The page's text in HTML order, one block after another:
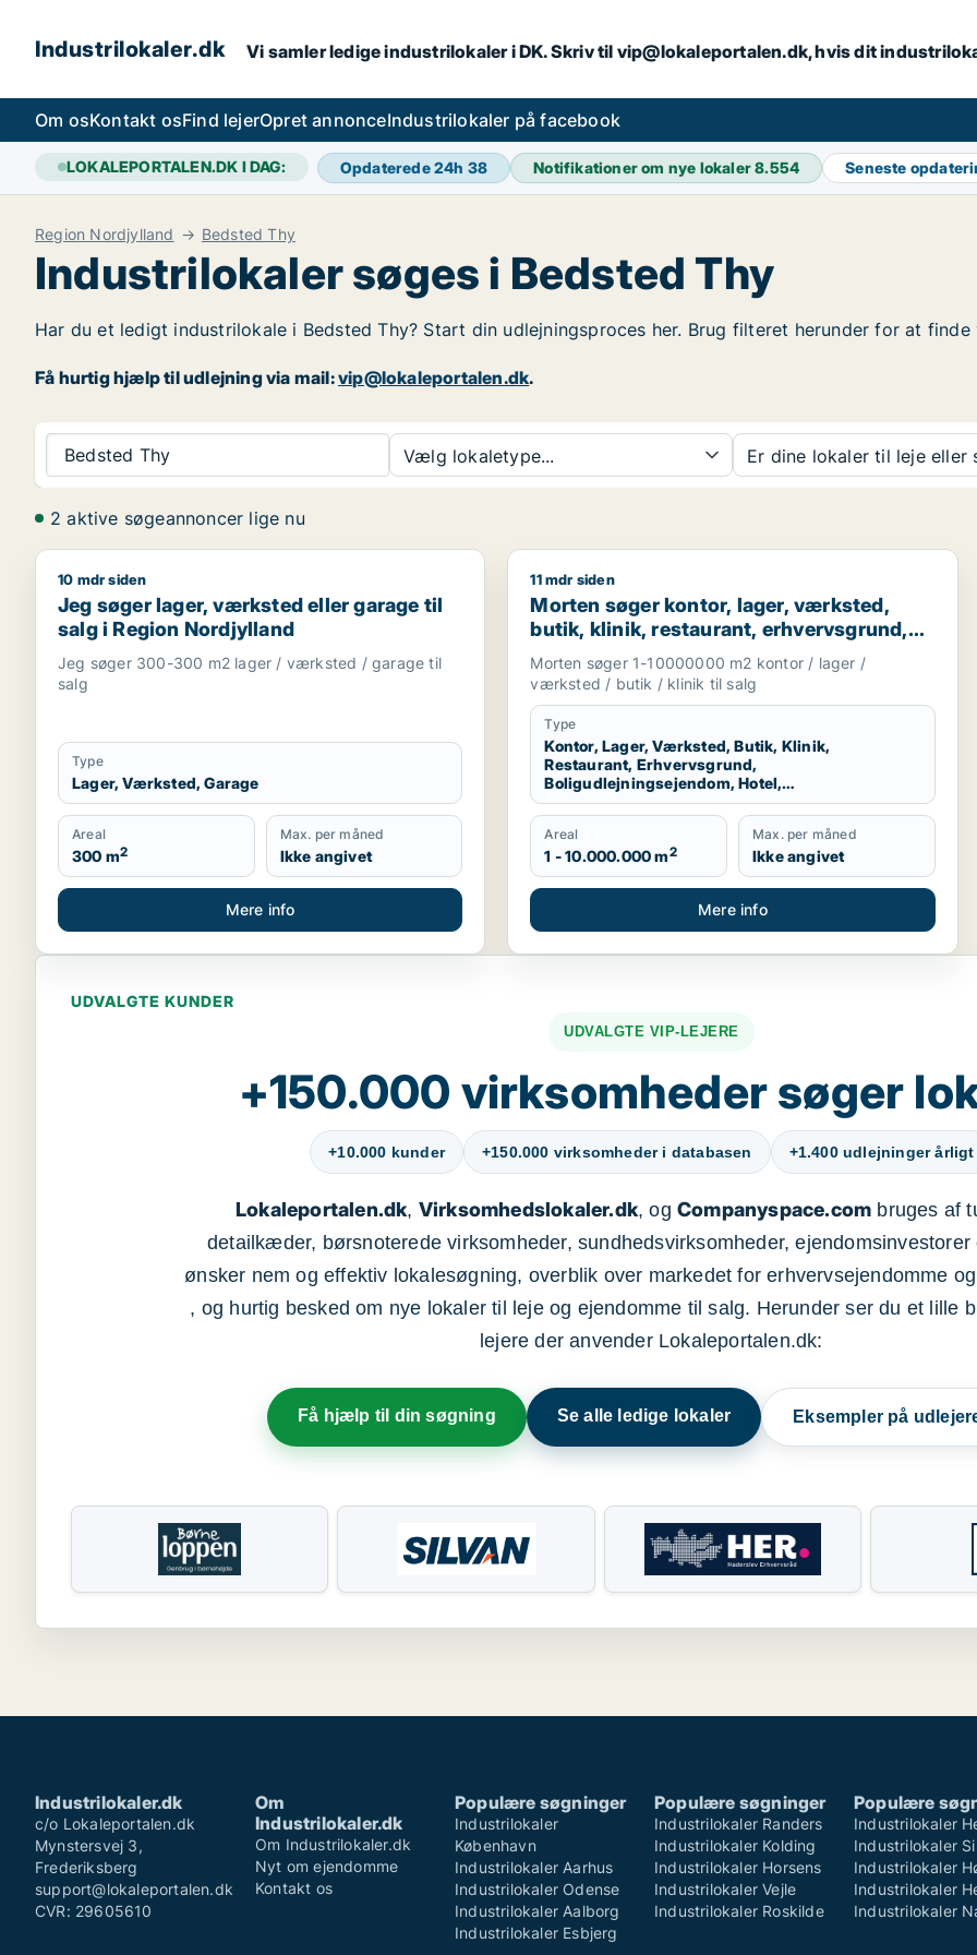
Industrilokaler.dk Vi samler ledige industrilokaler i DK. Skriv til vip@lokaleportalen.dk, hvis dit
Om osKontakt osFind lejerOpret annonceIndustrilokaler på facebook
LOKALEPORTALEN.DK I DAG: Opdaterede 24h 38 Notifikationer om nye lokaler8.554 Seneste
Region Nordjylland Bedsted Thy
Industrilokaler søges i Bedsted Thy
Har du et ledigt industrilokale i Bedsted Thy? Start din udlejningsproces her. Brug filteret herunder for at
Få hurtig hjælp til udlejning via mail:vip@lokaleportalen.dk.
Bedsted Thy Vælg lokaletype... Er dine lokaler til leje eller
2 aktive søgeannoncer lige nu
Jeg søger lager, værksted eller garage til salg i Region Nordjylland
10 mdr siden
Jeg søger lager, værksted eller garage til
salg i Region Nordjylland
Jeg søger 300-300 m2 lager / værksted / garage til
salg
Type
Lager, Værksted, Garage
Areal
300 m2
Max. per måned
Ikke angivet
Mere info
Morten søger kontor, lager, værksted, butik, klinik,
11 mdr siden
Morten søger kontor, lager, værksted,
butik, klinik, restaurant, erhvervsgrund,
boligudlejningsejendom, hotel eller
produktionslokaler til salg i Region
Nordjylland
Morten søger 1-10000000 m2 kontor / lager /
værksted / butik / klinik til salg
Type
Kontor, Lager, Værksted, Butik, Klinik,
Restaurant, Erhvervsgrund,
Boligudlejningsejendom, Hotel,
Produktionslokaler
Areal
1 - 10.000.000 m2
Max. per måned
Ikke angivet
Mere info
UDVALGTE KUNDER
UDVALGTE VIP-LEJERE
+150.000 virksomheder søger
+10.000 kunder +150.000 virksomheder i databasen +1.400 udlejninger årligt
Lokaleportalen.dk, Virksomhedslokaler.dk, og Companyspace.com bruges af
detailkæder, børsnoterede virksomheder, sundhedsvirksomheder, ejendomsinvestorer
ønsker nem og effektiv lokalesøgning, overblik over markedet for erhvervsejendomme
, og hurtig besked om nye lokaler til leje og ejendomme til salg. Herunder ser du et lille
lejere der anvender Lokaleportalen.dk:
Få hjælp til din søgning Se alle ledige lokaler Eksempler på
Industrilokaler.dk
c/o Lokaleportalen.dk
Mynstersvej 3,
Frederiksberg
support@lokaleportalen.dk
CVR: 29605610
Om
Industrilokaler.dk
Om Industrilokaler.dk
Nyt om ejendomme
Kontakt os
Populære søgninger
Industrilokaler
København
Industrilokaler Aarhus
Industrilokaler Odense
Industrilokaler Aalborg
Industrilokaler Esbjerg
Populære søgninger
Industrilokaler Randers
Industrilokaler Kolding
Industrilokaler Horsens
Industrilokaler Vejle
Industrilokaler Roskilde
Populære
Industrilokaler
Industrilokaler
Industrilokaler
Industrilokaler
Industrilokaler